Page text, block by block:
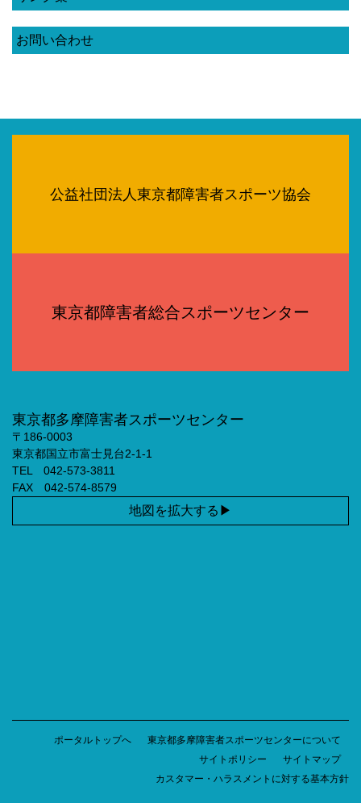
お問い合わせ
公益社団法人東京都障害者スポーツ協会
東京都障害者総合スポーツセンター
東京都多摩障害者スポーツセンター
〒186-0003
東京都国立市富士見台2-1-1
TEL 042-573-3811
FAX 042-574-8579
地図を拡大する
ポータルトップへ
東京都多摩障害者スポーツセンターについて
サイトポリシー
サイトマップ
カスタマー・ハラスメントに対する基本方針